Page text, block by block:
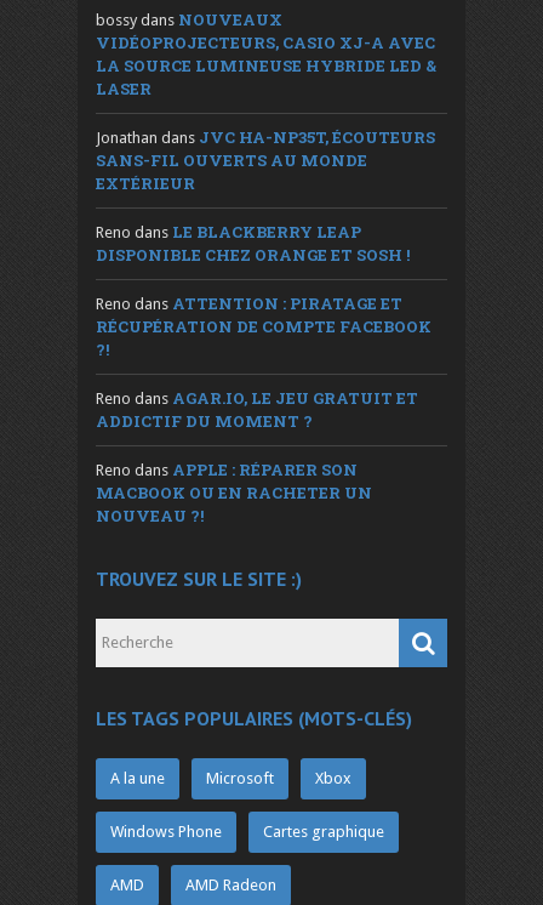
bossy dans NOUVEAUX
VIDÉOPROJECTEURS, CASIO XJ-A AVEC
LA SOURCE LUMINEUSE HYBRIDE LED &
LASER
Jonathan dans JVC HA-NP35T, ÉCOUTEURS
SANS-FIL OUVERTS AU MONDE
EXTÉRIEUR
Reno dans LE BLACKBERRY LEAP
DISPONIBLE CHEZ ORANGE ET SOSH !
Reno dans ATTENTION : PIRATAGE ET
RÉCUPÉRATION DE COMPTE FACEBOOK
?!
Reno dans AGAR.IO, LE JEU GRATUIT ET
ADDICTIF DU MOMENT ?
Reno dans APPLE : RÉPARER SON
MACBOOK OU EN RACHETER UN
NOUVEAU ?!
TROUVEZ SUR LE SITE :)
LES TAGS POPULAIRES (MOTS-CLÉS)
A la une Microsoft Xbox
Windows Phone Cartes graphique
AMD AMD Radeon